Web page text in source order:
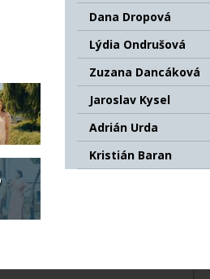
Dana Dropová
Lýdia Ondrušová
Zuzana Dancáková
Jaroslav Kysel
Adrián Urda
Kristián Baran